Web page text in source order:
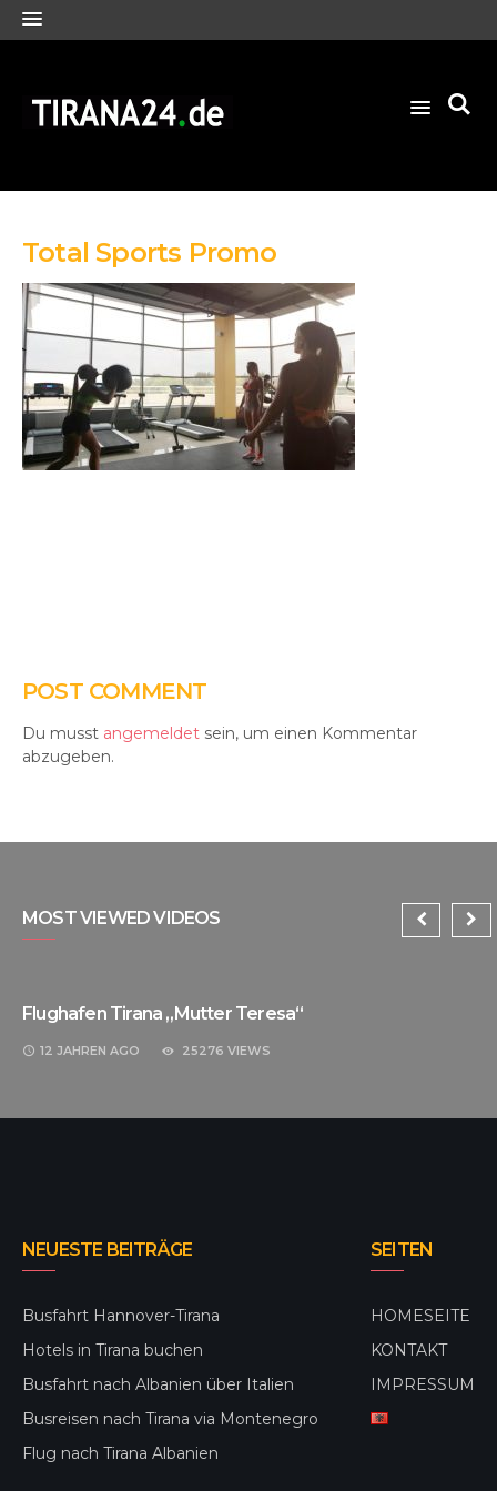
Total Sports Promo
POST COMMENT
Du musst angemeldet sein, um einen Kommentar
abzugeben.
MOST VIEWED VIDEOS
Flughafen Tirana „Mutter Teresa“
12 JAHREN AGO 25276 VIEWS
NEUESTE BEITRÄGE
Busfahrt Hannover-Tirana
Hotels in Tirana buchen
Busfahrt nach Albanien über Italien
Busreisen nach Tirana via Montenegro
Flug nach Tirana Albanien
SEITEN
HOMESEITE
KONTAKT
IMPRESSUM